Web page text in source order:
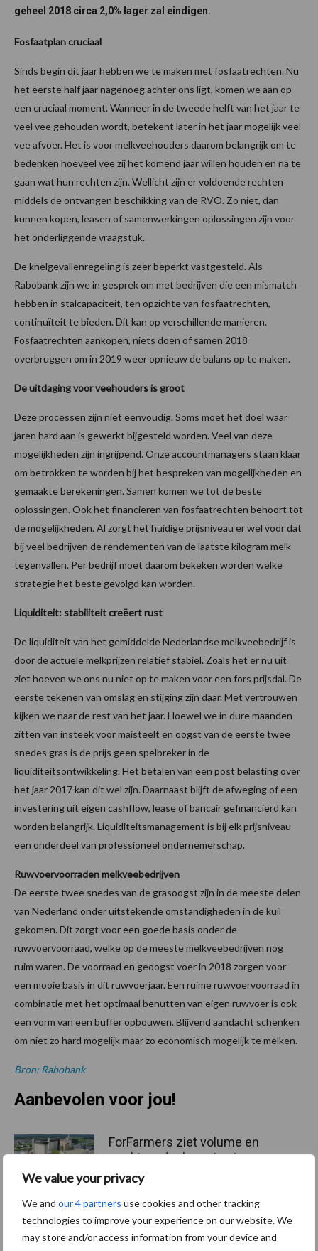
We value your privacy
We and our 4 partners use cookies and other tracking
technologies to improve your experience on our website. We
may store and/or access information from your device and
geheel 2018 circa 2,0% lager zal eindigen.
Fosfaatplan cruciaal
Sinds begin dit jaar hebben we te maken met fosfaatrechten. Nu
het eerste half jaar nagenoeg achter ons ligt, komen we aan op
een cruciaal moment. Wanneer in de tweede helft van het jaar te
veel vee gehouden wordt, betekent later in het jaar mogelijk veel
vee afvoer. Het is voor melkveehouders daarom belangrijk om te
bedenken hoeveel vee zij het komend jaar willen houden en na te
gaan wat hun rechten zijn. Wellicht zijn er voldoende rechten
middels de ontvangen beschikking van de RVO. Zo niet, dan
kunnen kopen, leasen of samenwerkingen oplossingen zijn voor
het onderliggende vraagstuk.
De knelgevallenregeling is zeer beperkt vastgesteld. Als
Rabobank zijn we in gesprek om met bedrijven die een mismatch
hebben in stalcapaciteit, ten opzichte van fosfaatrechten,
continuïteit te bieden. Dit kan op verschillende manieren.
Fosfaatrechten aankopen, niets doen of samen 2018
overbruggen om in 2019 weer opnieuw de balans op te maken.
De uitdaging voor veehouders is groot
Deze processen zijn niet eenvoudig. Soms moet het doel waar
jaren hard aan is gewerkt bijgesteld worden. Veel van deze
mogelijkheden zijn ingrijpend. Onze accountmanagers staan klaar
om betrokken te worden bij het bespreken van mogelijkheden en
gemaakte berekeningen. Samen komen we tot de beste
oplossingen. Ook het financieren van fosfaatrechten behoort tot
de mogelijkheden. Al zorgt het huidige prijsniveau er wel voor dat
bij veel bedrijven de rendementen van de laatste kilogram melk
tegenvallen. Per bedrijf moet daarom bekeken worden welke
strategie het beste gevolgd kan worden.
Liquiditeit: stabiliteit creëert rust
De liquiditeit van het gemiddelde Nederlandse melkveebedrijf is
door de actuele melkprijzen relatief stabiel. Zoals het er nu uit
ziet hoeven we ons nu niet op te maken voor een fors prijsdal. De
eerste tekenen van omslag en stijging zijn daar. Met vertrouwen
kijken we naar de rest van het jaar. Hoewel we in dure maanden
zitten van insteek voor maisteelt en oogst van de eerste twee
snedes gras is de prijs geen spelbreker in de
liquiditeitsontwikkeling. Het betalen van een post belasting over
het jaar 2017 kan dit wel zijn. Daarnaast blijft de afweging of een
investering uit eigen cashflow, lease of bancair gefinancierd kan
worden belangrijk. Liquiditeitsmanagement is bij elk prijsniveau
een onderdeel van professioneel ondernemerschap.
Ruwvoervoorraden melkveebedrijven
De eerste twee snedes van de grasoogst zijn in de meeste delen
van Nederland onder uitstekende omstandigheden in de kuil
gekomen. Dit zorgt voor een goede basis onder de
ruwvoervoorraad, welke op de meeste melkveebedrijven nog
ruim waren. De voorraad en geoogst voer in 2018 zorgen voor
een mooie basis in dit ruwvoerjaar. Een ruime ruwvoervoorraad in
combinatie met het optimaal benutten van eigen ruwvoer is ook
een vorm van een buffer opbouwen. Blijvend aandacht schenken
om niet zo hard mogelijk maar zo economisch mogelijk te melken.
Bron: Rabobank
Aanbevolen voor jou!
ForFarmers ziet volume en
marktaandeel groeien in
krimpende Nederlandse
markt
Tien praktische tips voor